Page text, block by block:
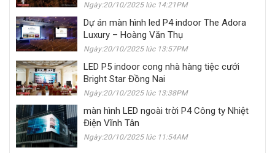
Ngày:20/10/2025 lúc 14:21PM
Dự án màn hình led P4 indoor The Adora
Luxury – Hoàng Văn Thụ
Ngày:20/10/2025 lúc 13:57PM
LED P5 indoor cong nhà hàng tiệc cưới
Bright Star Đồng Nai
Ngày:20/10/2025 lúc 13:38PM
màn hình LED ngoài trời P4 Công ty Nhiệt
Điện Vĩnh Tân
Ngày:20/10/2025 lúc 11:54AM